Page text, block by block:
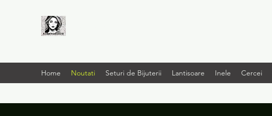
Home Noutati Seturi de Bijuterii Lantisoare Inele Cercei